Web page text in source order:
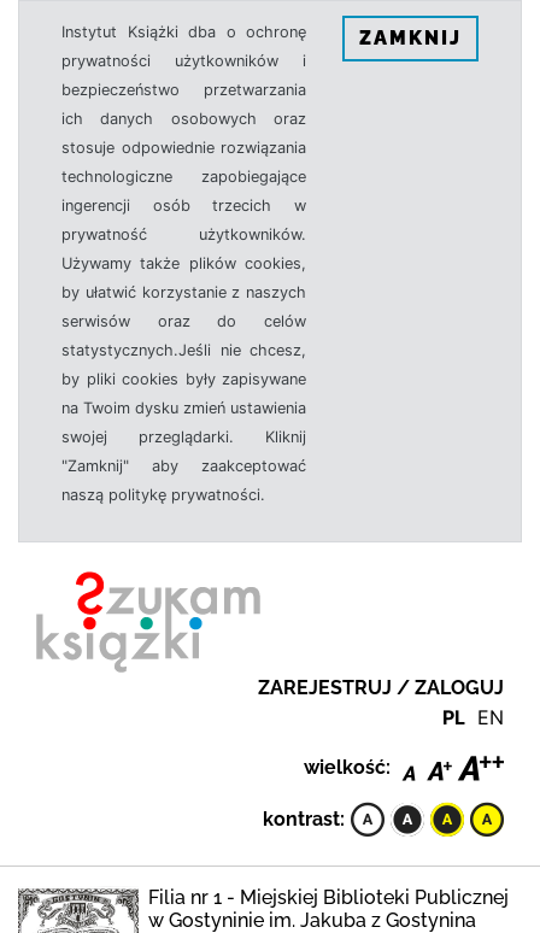
Instytut Książki dba o ochronę
prywatności użytkowników i
bezpieczeństwo przetwarzania
ich danych osobowych oraz
stosuje odpowiednie rozwiązania
technologiczne zapobiegające
ingerencji osób trzecich w
prywatność użytkowników.
Używamy także plików cookies,
by ułatwić korzystanie z naszych
serwisów oraz do celów
statystycznych.Jeśli nie chcesz,
by pliki cookies były zapisywane
na Twoim dysku zmień ustawienia
swojej przeglądarki. Kliknij
"Zamknij" aby zaakceptować
naszą politykę prywatności.
ZAMKNIJ
ZAREJESTRUJ / ZALOGUJ
PL EN
wielkość:
kontrast:
Filia nr 1 - Miejskiej Biblioteki Publicznej
w Gostyninie im. Jakuba z Gostynina